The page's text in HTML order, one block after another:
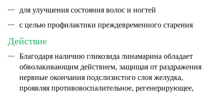
для улучшения состояния волос и ногтей
с целью профилактики преждевременного старения
Действие
Благодаря наличию гликозида линамарина обладает
обволакивающим действием, защищая от раздражения
не­рвные окончания подслизистого слоя желудка,
проявляя противовоспали­тельное, регенерирующее,